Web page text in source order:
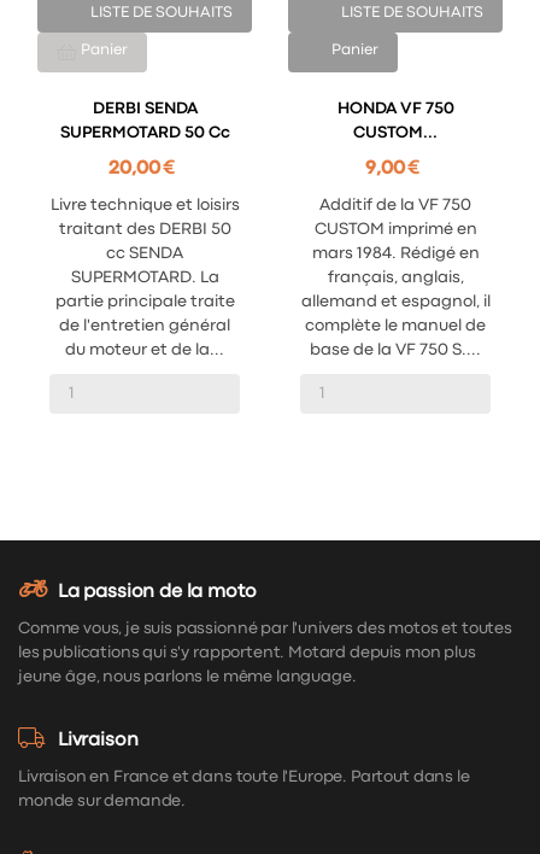
LISTE DE SOUHAITS
Panier
DERBI SENDA
SUPERMOTARD 50 Cc
20,00 €
Livre technique et loisirs
traitant des DERBI 50
cc SENDA
SUPERMOTARD. La
partie principale traite
de l'entretien général
du moteur et de la...
LISTE DE SOUHAITS
Panier
HONDA VF 750
CUSTOM...
9,00 €
Additif de la VF 750
CUSTOM imprimé en
mars 1984. Rédigé en
français, anglais,
allemand et espagnol, il
complète le manuel de
base de la VF 750 S....
La passion de la moto
Comme vous, je suis passionné par l'univers des motos et toutes
les publications qui s'y rapportent. Motard depuis mon plus
jeune âge, nous parlons le même language.
Livraison
Livraison en France et dans toute l'Europe. Partout dans le
monde sur demande.